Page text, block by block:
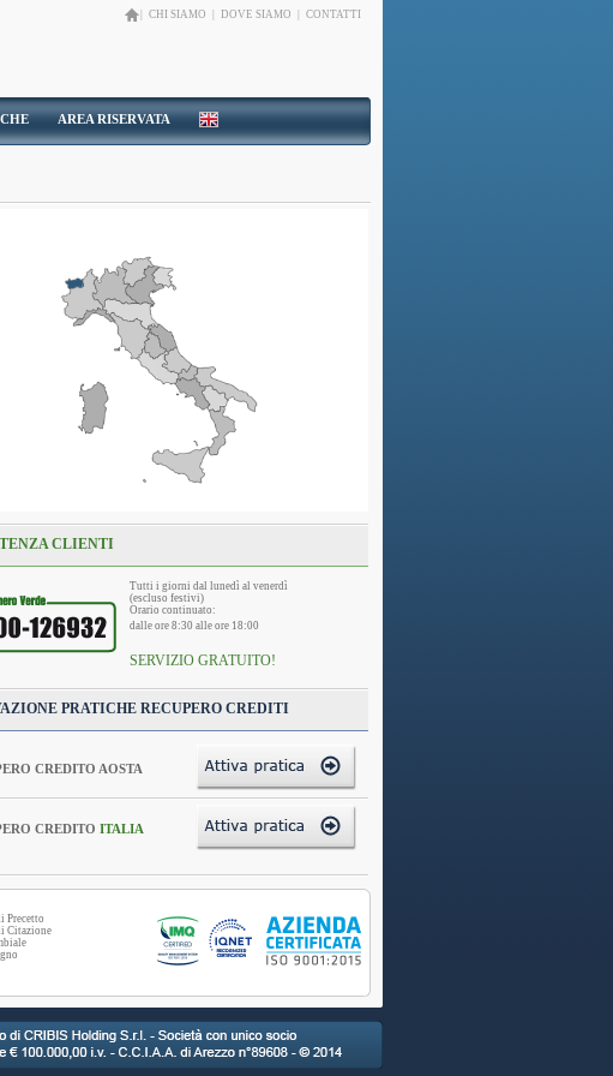
CHI SIAMO DOVE SIAMO CONTATTI
AREA RISERVATA
CLIENTI
Tutti i giorni dal lunedì al venerdì
(escluso festivi)
Orario continuato:
dalle ore 8:30 alle ore 18:00
SERVIZIO GRATUITO!
PRATICHE RECUPERO CREDITI
CREDITO AOSTA
CREDITO ITALIA
Precetto
Citazione